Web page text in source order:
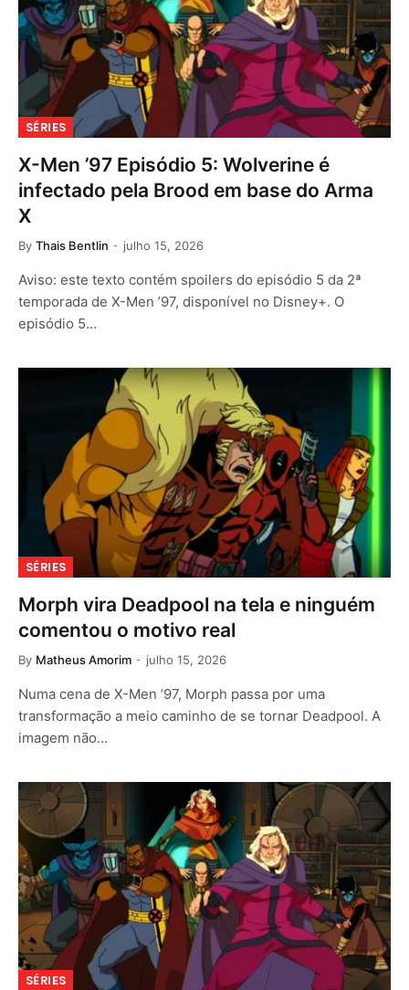
SÉRIES
X-Men ’97 Episódio 5: Wolverine é
infectado pela Brood em base do Arma
X
By Thais Bentlin julho 15, 2026
Aviso: este texto contém spoilers do episódio 5 da 2ª
temporada de X-Men ’97, disponível no Disney+. O
episódio 5…
SÉRIES
Morph vira Deadpool na tela e ninguém
comentou o motivo real
By Matheus Amorim julho 15, 2026
Numa cena de X-Men ’97, Morph passa por uma
transformação a meio caminho de se tornar Deadpool. A
imagem não…
SÉRIES